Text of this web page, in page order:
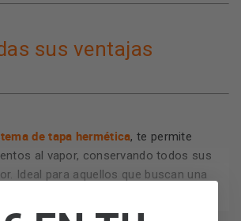
sus ventajas
de tapa hermética, te permite
al vapor, conservando todos sus
Ideal para aquellos que buscan una